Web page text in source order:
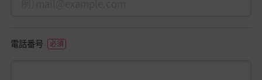
電話番号